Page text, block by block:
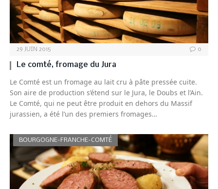
29 JUIN 2015 0
Le comté, fromage du Jura
Le Comté est un fromage au lait cru à pâte pressée cuite.
Son aire de production s’étend sur le Jura, le Doubs et l’Ain.
Le Comté, qui ne peut être produit en dehors du Massif
jurassien, a été l’un des premiers fromages…
BOURGOGNE-FRANCHE-COMTÉ